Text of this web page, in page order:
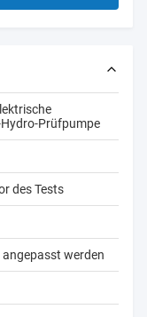
Prüfpumpe
des Tests
werden